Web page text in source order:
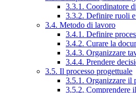
3.3.1. Coordinatore
3.3.2. Definire ruoli
3.4. Metodo di lavoro
3.4.1. Definire
3.4.2. Curare la
3.4.3. Organizzare
3.4.4. Prendere
3.5. Il processo progettuale
3.5.1. Organizzare il
3.5.2. Comprendere